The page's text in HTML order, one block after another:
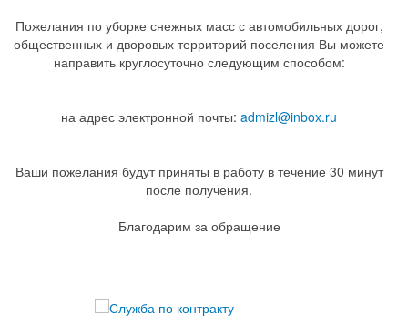
Пожелания по уборке снежных масс с автомобильных дорог,
общественных и дворовых территорий поселения Вы можете
направить круглосуточно следующим способом:
на адрес электронной почты: admizl@inbox.ru
Ваши пожелания будут приняты в работу в течение 30 минут
после получения.
Благодарим за обращение